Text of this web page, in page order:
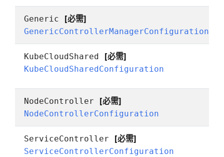
Generic [必需]
GenericControllerManagerConfiguration
KubeCloudShared [必需]
KubeCloudSharedConfiguration
NodeController [必需]
NodeControllerConfiguration
ServiceController [必需]
ServiceControllerConfiguration